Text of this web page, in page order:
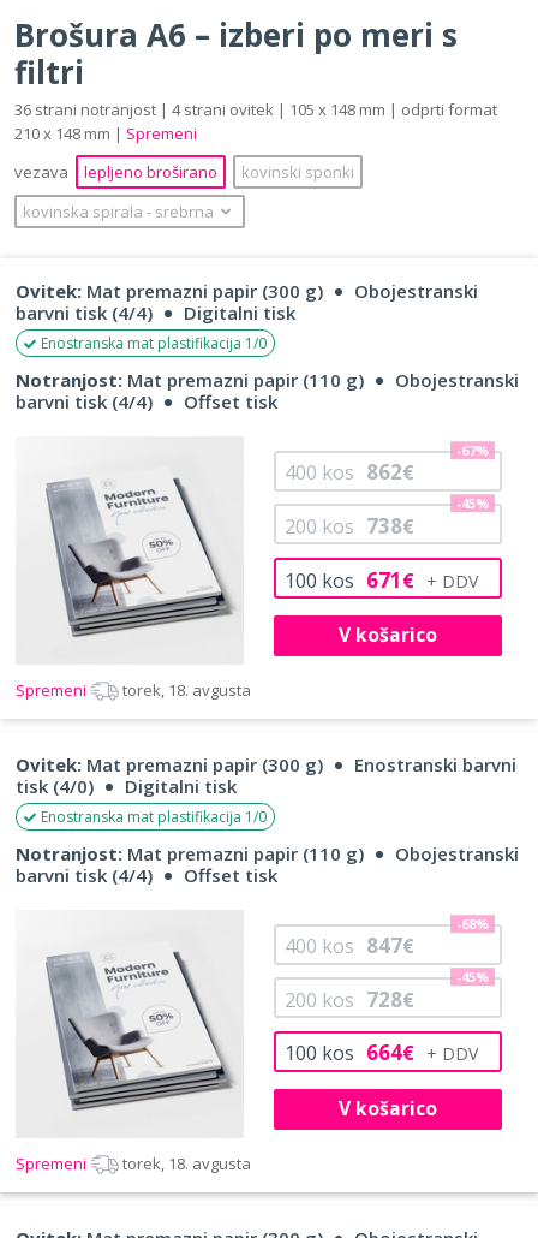
Brošura A6 – izberi po meri s
filtri
36 strani notranjost | 4 strani ovitek | 105 x 148 mm | odprti format
210 x 148 mm | Spremeni
vezava
lepljeno broširano
kovinski sponki
kovinska spirala ‐ srebrna
Ovitek: Mat premazni papir (300 g)
Obojestranski
barvni tisk (4/4)
Digitalni tisk
Enostranska mat plastifikacija 1/0
Notranjost: Mat premazni papir (110 g)
Obojestranski
barvni tisk (4/4)
Offset tisk
100 kos 671€
200 kos 738€
-45%
400 kos 862€
-67%
V košarico
Spremeni torek, 18. avgusta
Ovitek: Mat premazni papir (300 g)
Enostranski barvni
tisk (4/0)
Digitalni tisk
Enostranska mat plastifikacija 1/0
Notranjost: Mat premazni papir (110 g)
Obojestranski
barvni tisk (4/4)
Offset tisk
100 kos 664€
200 kos 728€
-45%
400 kos 847€
-68%
V košarico
Spremeni torek, 18. avgusta